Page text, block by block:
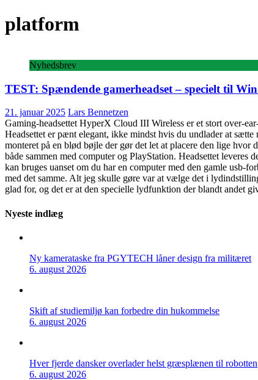
platform
Nyhedsbrev
TEST: Spændende gamerheadset – specielt til
21. januar 2025 Lars Bennetzen
Gaming-headsettet HyperX Cloud III Wireless er et stort over-
Headsettet er pænt elegant, ikke mindst hvis du undlader at
monteret på en blød bøjle der gør det let at placere den lige hvor
både sammen med computer og PlayStation. Headsettet
kan bruges uanset om du har en computer med den gamle usb-
med det samme. Alt jeg skulle gøre var at vælge det i
glad for, og det er at den specielle lydfunktion der blandt andet
Nyeste indlæg
Ny kamerataske fra PGYTECH låner design fra militæret
6. august 2026
Skift af studiemiljø kan forbedre din hukommelse
6. august 2026
Hver fjerde dansker overlader helst græsplænen til robotten
6. august 2026